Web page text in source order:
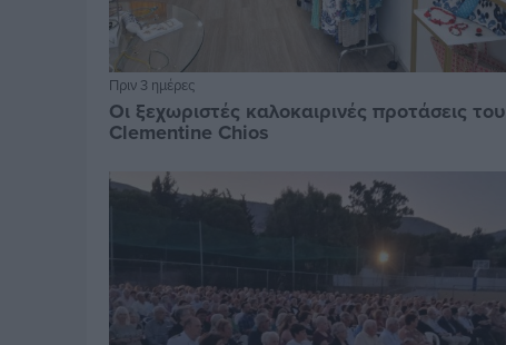
Πριν 3 ημέρες
Οι ξεχωριστές καλοκαιρινές προτάσεις του
Clementine Chios